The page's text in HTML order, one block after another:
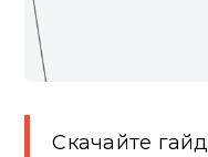
Скачайте гайд